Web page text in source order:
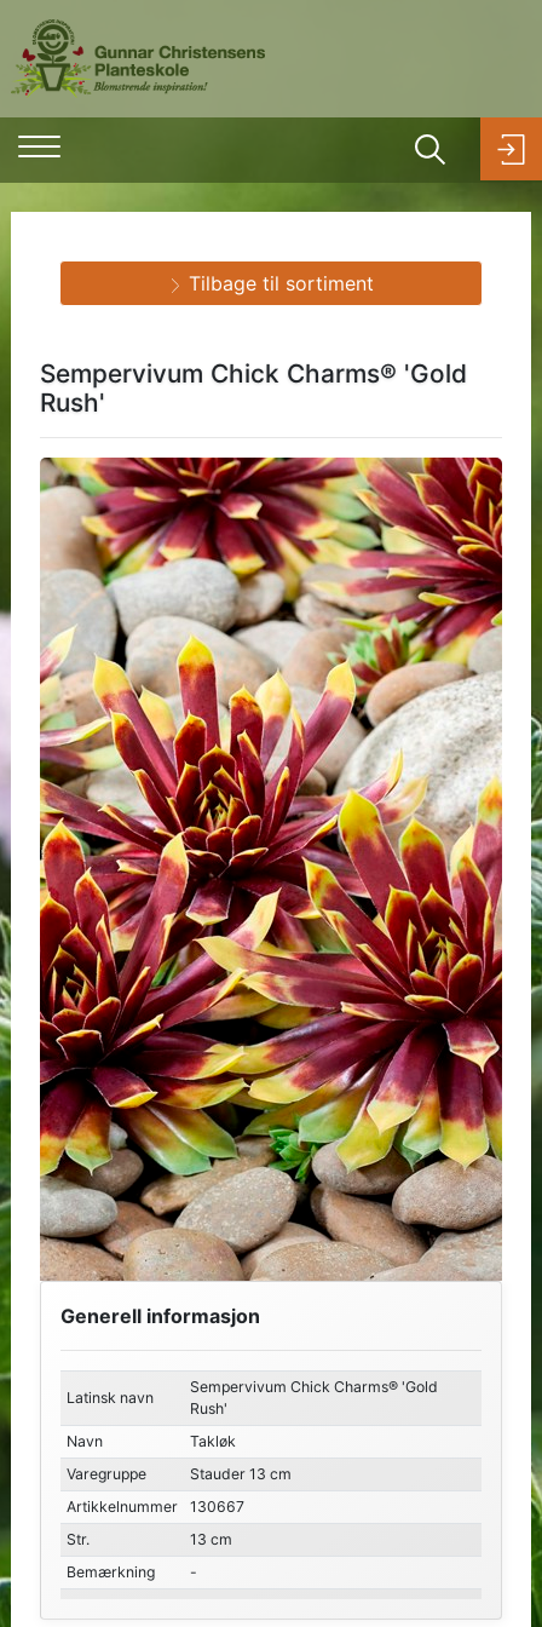
Sempervivum Chick Charms® 'Gold
Rush'
Generell informasjon
Latinsk navn
Sempervivum Chick Charms® 'Gold
Rush'
Navn
Takløk
Varegruppe
Stauder 13 cm
Artikkelnummer
130667
Str.
13 cm
Bemærkning
-
Tilbage til sortiment